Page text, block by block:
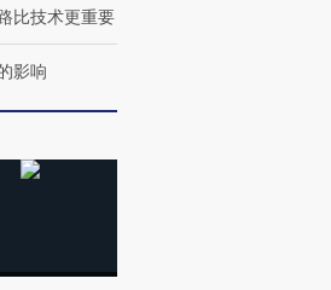
飞地休达
100种
比技术更重要
影响